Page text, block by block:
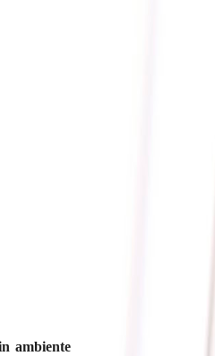
ambiente